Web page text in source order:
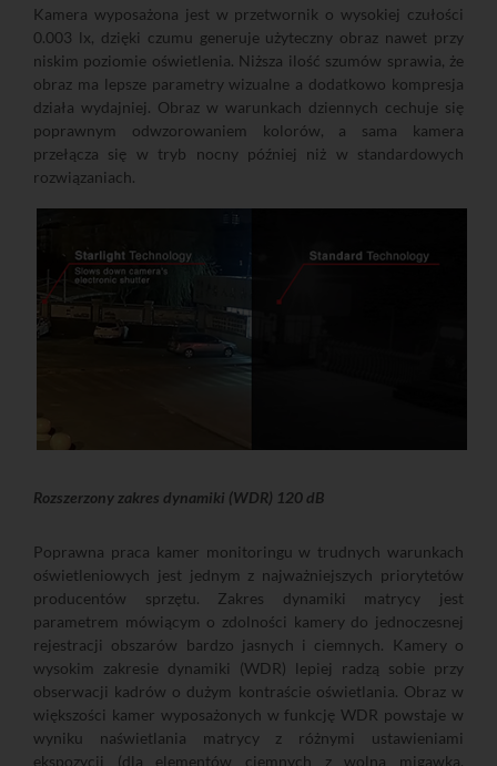
Kamera wyposażona jest w przetwornik o wysokiej czułości
0.003 lx, dzięki czumu generuje użyteczny obraz nawet przy
niskim poziomie oświetlenia. Niższa ilość szumów sprawia, że
obraz ma lepsze parametry wizualne a dodatkowo kompresja
działa wydajniej. Obraz w warunkach dziennych cechuje się
poprawnym odwzorowaniem kolorów, a sama kamera
przełącza się w tryb nocny później niż w standardowych
rozwiązaniach.
Rozszerzony zakres dynamiki (WDR) 120 dB
Poprawna praca kamer monitoringu w trudnych warunkach
oświetleniowych jest jednym z najważniejszych priorytetów
producentów sprzętu. Zakres dynamiki matrycy jest
parametrem mówiącym o zdolności kamery do jednoczesnej
rejestracji obszarów bardzo jasnych i ciemnych. Kamery o
wysokim zakresie dynamiki (WDR) lepiej radzą sobie przy
obserwacji kadrów o dużym kontraście oświetlania. Obraz w
większości kamer wyposażonych w funkcję WDR powstaje w
wyniku naświetlania matrycy z różnymi ustawieniami
ekspozycji (dla elementów ciemnych z wolną migawką,